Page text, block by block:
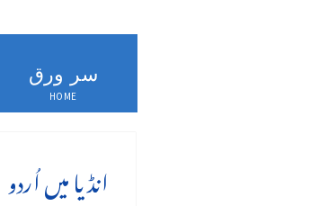
سر ورق
HOME
انڈیا میں اُردو